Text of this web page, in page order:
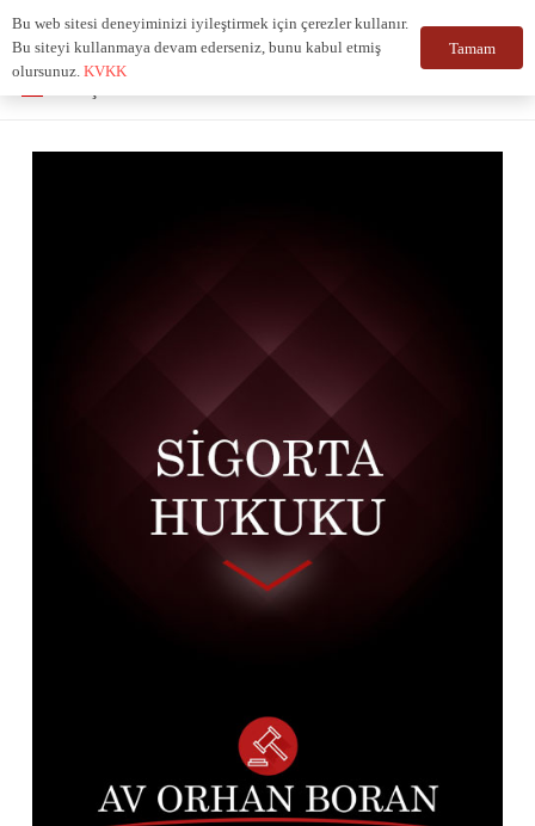
Bu web sitesi deneyiminizi iyileştirmek için çerezler kullanır.
Bu siteyi kullanmaya devam ederseniz, bunu kabul etmiş
olursunuz. KVKK
Tamam